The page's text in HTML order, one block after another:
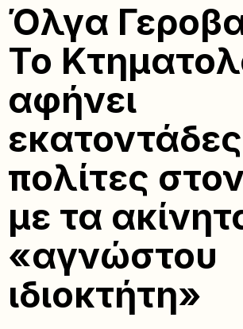
Όλγα
Το
αφήνει
εκατοντάδες
πολίτες
με τα
«αγνώστου
ιδιοκτήτη»